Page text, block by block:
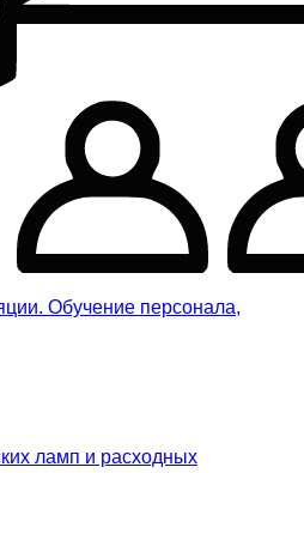
Обучение персонала,
ламп и расходных